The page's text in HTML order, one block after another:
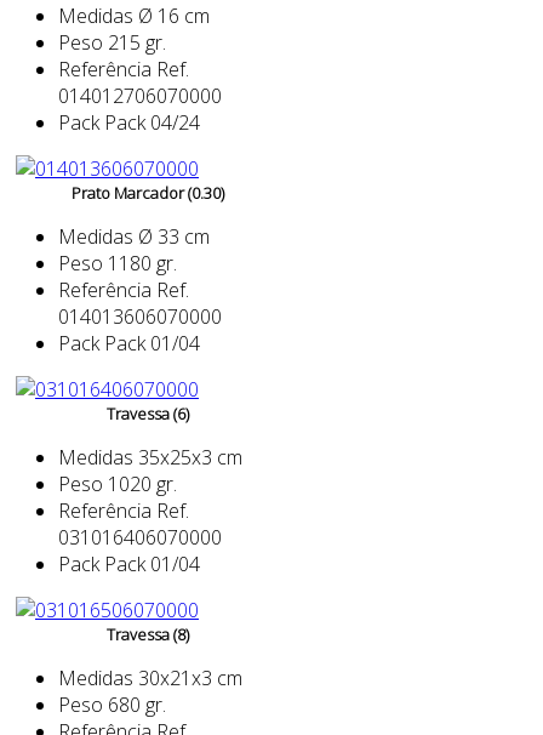
Medidas Ø 16 cm
Peso 215 gr.
Referência Ref.
014012706070000
Pack Pack 04/24
Prato Marcador (0.30)
Medidas Ø 33 cm
Peso 1180 gr.
Referência Ref.
014013606070000
Pack Pack 01/04
Travessa (6)
Medidas 35x25x3 cm
Peso 1020 gr.
Referência Ref.
031016406070000
Pack Pack 01/04
Travessa (8)
Medidas 30x21x3 cm
Peso 680 gr.